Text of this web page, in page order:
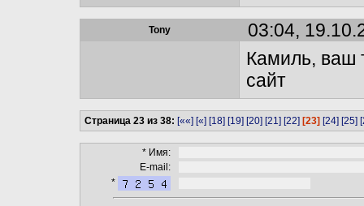
Tony
03:04,
Камиль, ваш
сайт
Страница 23 из 38: [««] [«] [18] [19] [20] [21] [22] [23] [24] [25]
* Имя:
E-mail:
*